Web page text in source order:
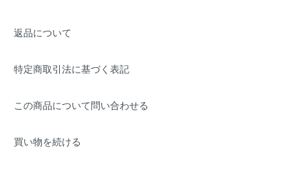
返品について
特定商取引法に基づく表記
この商品について問い合わせる
買い物を続ける